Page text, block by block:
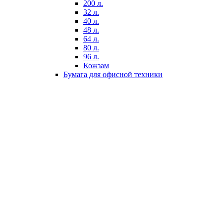
200 л.
32 л.
40 л.
48 л.
64 л.
80 л.
96 л.
Кожзам
Бумага для офисной техники